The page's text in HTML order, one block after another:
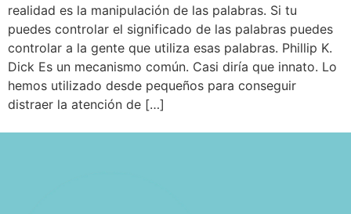
realidad es la manipulación de las palabras. Si tu
puedes controlar el significado de las palabras puedes
controlar a la gente que utiliza esas palabras. Phillip K.
Dick Es un mecanismo común. Casi diría que innato. Lo
hemos utilizado desde pequeños para conseguir
distraer la atención de […]